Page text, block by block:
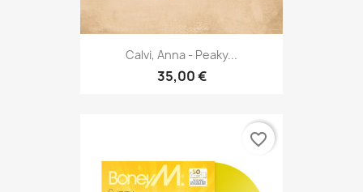
Calvi, Anna - Peaky...
35,00 €
favorite_border